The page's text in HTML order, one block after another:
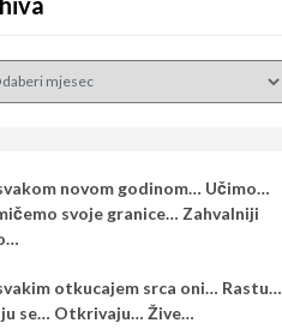
novom godinom… Učimo…
svoje granice… Zahvalniji
otkucajem srca oni… Rastu…
se… Otkrivaju… Žive…